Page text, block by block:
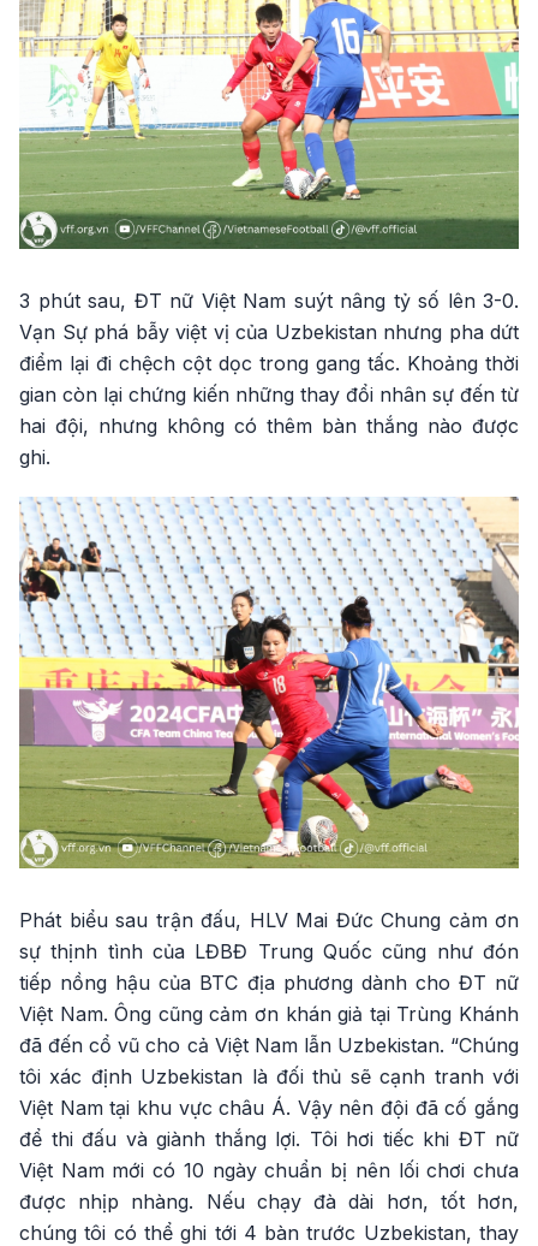
3 phút sau, ĐT nữ Việt Nam suýt nâng tỷ số lên 3-0.
Vạn Sự phá bẫy việt vị của Uzbekistan nhưng pha dứt
điểm lại đi chệch cột dọc trong gang tấc. Khoảng thời
gian còn lại chứng kiến những thay đổi nhân sự đến từ
hai đội, nhưng không có thêm bàn thắng nào được
ghi.
Phát biểu sau trận đấu, HLV Mai Đức Chung cảm ơn
sự thịnh tình của LĐBĐ Trung Quốc cũng như đón
tiếp nồng hậu của BTC địa phương dành cho ĐT nữ
Việt Nam. Ông cũng cảm ơn khán giả tại Trùng Khánh
đã đến cổ vũ cho cả Việt Nam lẫn Uzbekistan. “Chúng
tôi xác định Uzbekistan là đối thủ sẽ cạnh tranh với
Việt Nam tại khu vực châu Á. Vậy nên đội đã cố gắng
để thi đấu và giành thắng lợi. Tôi hơi tiếc khi ĐT nữ
Việt Nam mới có 10 ngày chuẩn bị nên lối chơi chưa
được nhịp nhàng. Nếu chạy đà dài hơn, tốt hơn,
chúng tôi có thể ghi tới 4 bàn trước Uzbekistan, thay